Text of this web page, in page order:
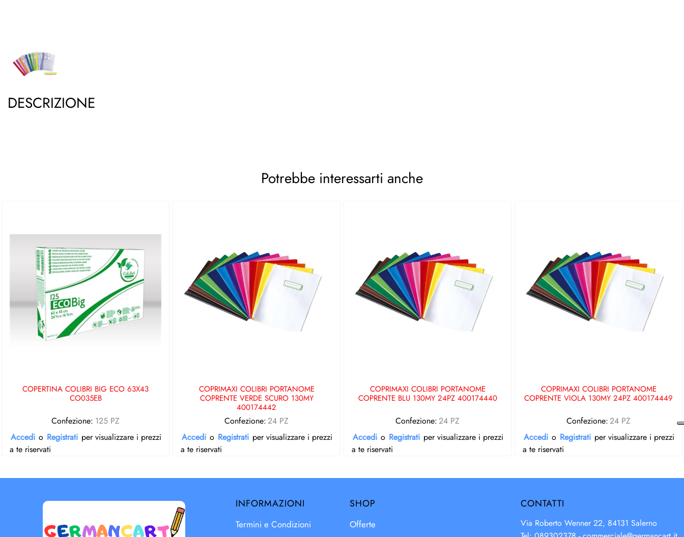
DESCRIZIONE
Potrebbe interessarti anche
COPERTINA COLIBRI BIG ECO 63X43
CO035EB
Confezione: 125 PZ
Accedi o Registrati per visualizzare i prezzi
a te riservati
COPRIMAXI COLIBRI PORTANOME
COPRENTE VERDE SCURO 130MY
400174442
Confezione:24 PZ
Accedi o Registrati per visualizzare i prezzi
a te riservati
COPRIMAXI COLIBRI PORTANOME
COPRENTE BLU 130MY 24PZ 400174440
Confezione:24 PZ
Accedi o Registrati per visualizzare i prezzi
a te riservati
COPRIMAXI COLIBRI PORTANOME
COPRENTE VIOLA 130MY 24PZ 400174449
Confezione:24 PZ
Accedi o Registrati per visualizzare i prezzi
a te riservati
INFORMAZIONI
Termini e Condizioni
SHOP
Offerte
CONTATTI
Via Roberto Wenner 22, 84131 Salerno